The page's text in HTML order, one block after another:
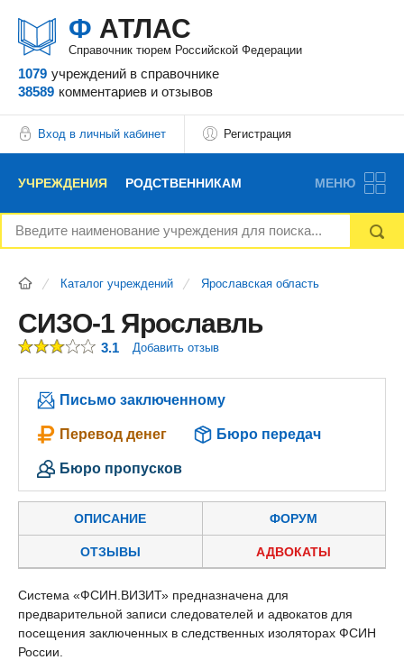
Ф АТЛАС
Справочник тюрем Российской Федерации
1079 учреждений в справочнике
38589 комментариев и отзывов
Вход в личный кабинет Регистрация
УЧРЕЖДЕНИЯ РОДСТВЕННИКАМ
НОВОСТИ БЛОГ АДВОКАТЫ
РЕКЛАМОДАТЕЛЯМ
МЕНЮ
Каталог учреждений Ярославская область
СИЗО-1 Ярославль
3.1 Добавить отзыв
Письмо заключенному
Перевод денег Бюро передач
Бюро пропусков
ОПИСАНИЕ ФОРУМ
ОТЗЫВЫ АДВОКАТЫ
Система «ФСИН.ВИЗИТ» предназначена для
предварительной записи следователей и адвокатов для
посещения заключенных в следственных изоляторах ФСИН
России.